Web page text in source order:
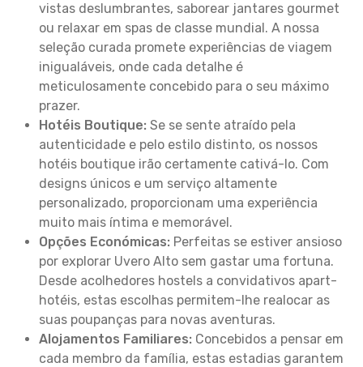
vistas deslumbrantes, saborear jantares gourmet
ou relaxar em spas de classe mundial. A nossa
seleção curada promete experiências de viagem
inigualáveis, onde cada detalhe é
meticulosamente concebido para o seu máximo
prazer.
Hotéis Boutique: Se se sente atraído pela
autenticidade e pelo estilo distinto, os nossos
hotéis boutique irão certamente cativá-lo. Com
designs únicos e um serviço altamente
personalizado, proporcionam uma experiência
muito mais íntima e memorável.
Opções Económicas: Perfeitas se estiver ansioso
por explorar Uvero Alto sem gastar uma fortuna.
Desde acolhedores hostels a convidativos apart-
hotéis, estas escolhas permitem-lhe realocar as
suas poupanças para novas aventuras.
Alojamentos Familiares: Concebidos a pensar em
cada membro da família, estas estadias garantem